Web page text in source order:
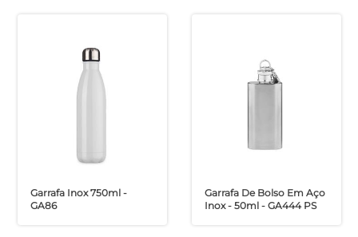
Garrafa Inox 750ml -
GA86
Garrafa De Bolso Em Aço
Inox - 50ml - GA444 PS